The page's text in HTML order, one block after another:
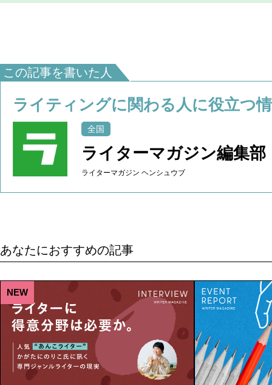
この記事を書いた人
ライティングに関わる人に役立つ
全国
ライターマガジン編集部
ライターマガジン ヘンシュウブ
あなたにおすすめの記事
NEW